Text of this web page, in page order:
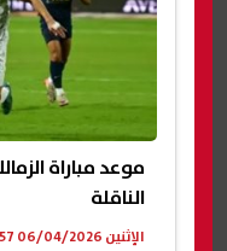
موعد مباراة
الناقلة
الإثنين 06/04/2026 12:57 م